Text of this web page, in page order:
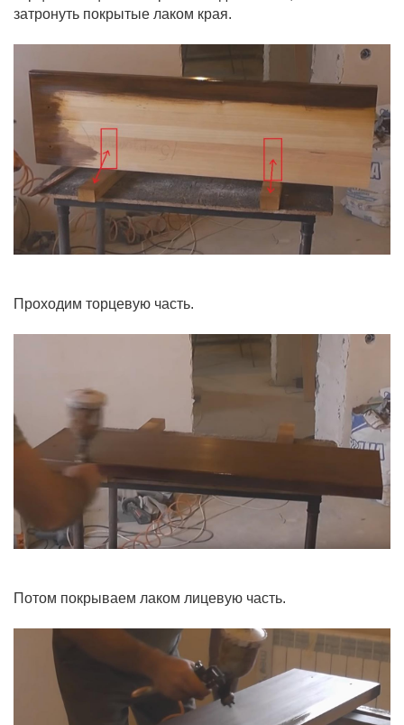
затронуть покрытые лаком края.
Проходим торцевую часть.
Потом покрываем лаком лицевую часть.